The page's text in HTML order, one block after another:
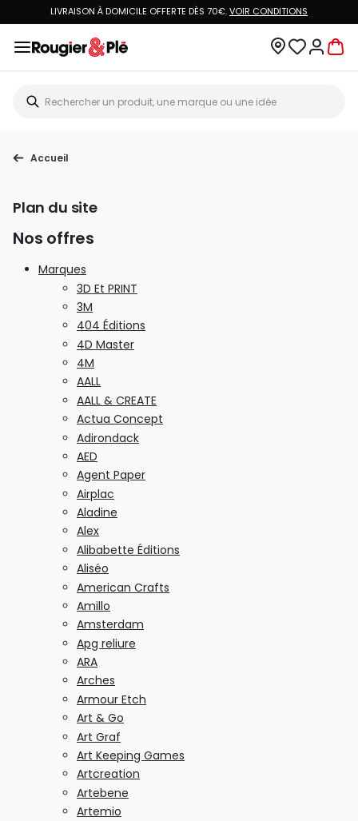
LIVRAISON À DOMICILE OFFERTE DÈS 70€.VOIR CONDITIONS
Accueil
Plan du site
Nos offres
Marques
3D Et PRINT
3M
404 Éditions
4D Master
4M
AALL
AALL & CREATE
Actua Concept
Adirondack
AED
Agent Paper
Airplac
Aladine
Alex
Alibabette Éditions
Aliséo
American Crafts
Amillo
Amsterdam
Apg reliure
ARA
Arches
Armour Etch
Art & Go
Art Graf
Art Keeping Games
Artcreation
Artebene
Artemio